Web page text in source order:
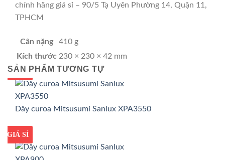
chính hãng giá sỉ – 90/5 Tạ Uyên Phường 14, Quận 11,
TPHCM
Cân nặng
410 g
Kích thước 230 × 230 × 42 mm
SẢN PHẨM TƯƠNG TỰ
GIÁ TỐT
GIÁ SỈ
Dây curoa Mitsusumi Sanlux XPA3550
GIÁ TỐT
GIÁ SỈ